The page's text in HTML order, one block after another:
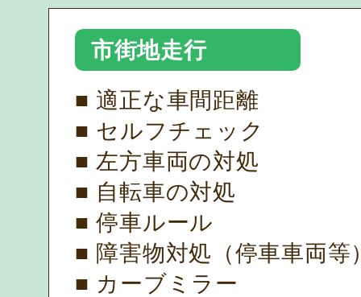
市街地走行
■ 適正な車間距離
■ セルフチェック
■ 左方車両の対処
■ 自転車の対処
■ 停車ルール
■ 障害物対処（停車車両等
■ カーブミラー